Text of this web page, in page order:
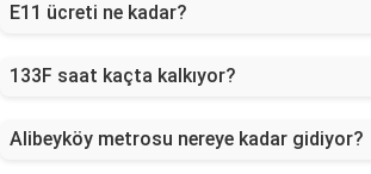
E11 ücreti ne kadar?
133F saat kaçta kalkıyor?
Alibeyköy metrosu nereye kadar gidiyor?